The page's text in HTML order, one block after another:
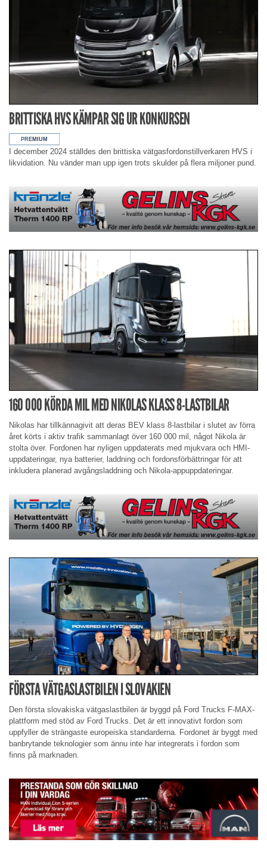
BRITTISKA HVS KÄMPAR SIG UR KONKURSEN
I december 2024 ställdes den brittiska vätgasfordonstillverkaren HVS i
likvidation. Nu vänder man upp igen trots skulder på flera miljoner pund.
160 000 KÖRDA MIL MED NIKOLAS KLASS 8-LASTBILAR
Nikolas har tillkännagivit att deras BEV klass 8-lastbilar i slutet av förra
året körts i aktiv trafik sammanlagt över 160 000 mil, något Nikola är
stolta över. Fordonen har nyligen uppdaterats med mjukvara och HMI-
uppdateringar, nya batterier, laddning och fordonsförbättringar för att
inkludera planerad avgångsladdning och Nikola-appuppdateringar.
FÖRSTA VÄTGASLASTBILEN I SLOVAKIEN
Den första slovakiska vätgaslastbilen är byggd på Ford Trucks F-MAX-
plattform med stöd av Ford Trucks. Det är ett innovativt fordon som
uppfyller de strängaste europeiska standarderna. Fordonet är byggt med
banbrytande teknologier som ännu inte har integrerats i fordon som
finns på marknaden.